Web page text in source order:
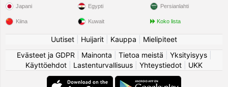
Japani
Kiina
Egypti
Kuwait
Persianlahti
Koko lista
Uutiset Huijarit Kauppa
Mielipiteet
Evästeet ja GDPR
Mainonta Tietoa meistä Yksityisyys|
Käyttöehdot
Lastenturvallisuus Yhteystiedot UKK